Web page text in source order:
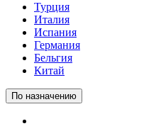
Турция
Италия
Испания
Германия
Бельгия
Китай
По назначению